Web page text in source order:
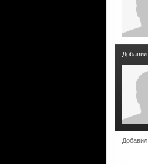
Добавил
Добавил